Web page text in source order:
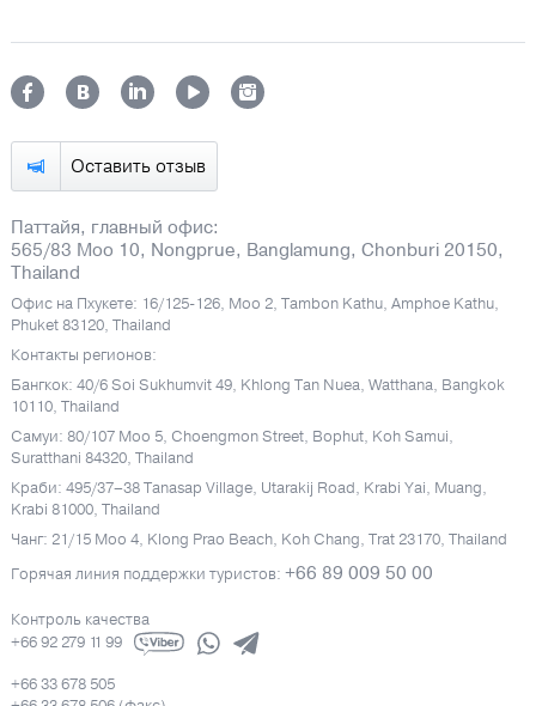
Оставить отзыв
Паттайя, главный офис:
565/83 Moo 10, Nongprue, Banglamung, Chonburi 20150,
Thailand
Офис на Пхукете: 16/125-126, Moo 2, Tambon Kathu, Amphoe Kathu,
Phuket 83120, Thailand
Контакты регионов:
Бангкок: 40/6 Soi Sukhumvit 49, Khlong Tan Nuea, Watthana, Bangkok
10110, Thailand
Самуи: 80/107 Moo 5, Choengmon Street, Bophut, Koh Samui,
Suratthani 84320, Thailand
Краби: 495/37–38 Tanasap Village, Utarakij Road, Krabi Yai, Muang,
Krabi 81000, Thailand
Чанг: 21/15 Moo 4, Klong Prao Beach, Koh Chang, Trat 23170, Thailand
Горячая линия поддержки туристов: +66 89 009 50 00
Контроль качества
+66 92 279 11 99
+66 33 678 505